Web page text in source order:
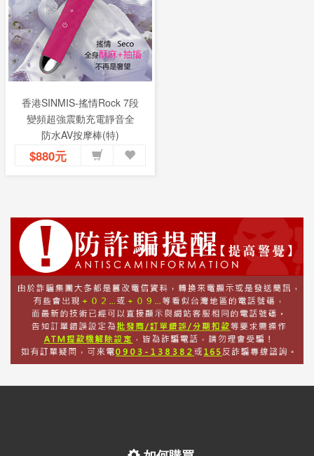
香港SINMIS-搖情Rock 7段
變頻超強震動充電靜音全
防水AV按摩棒(特)
$880元